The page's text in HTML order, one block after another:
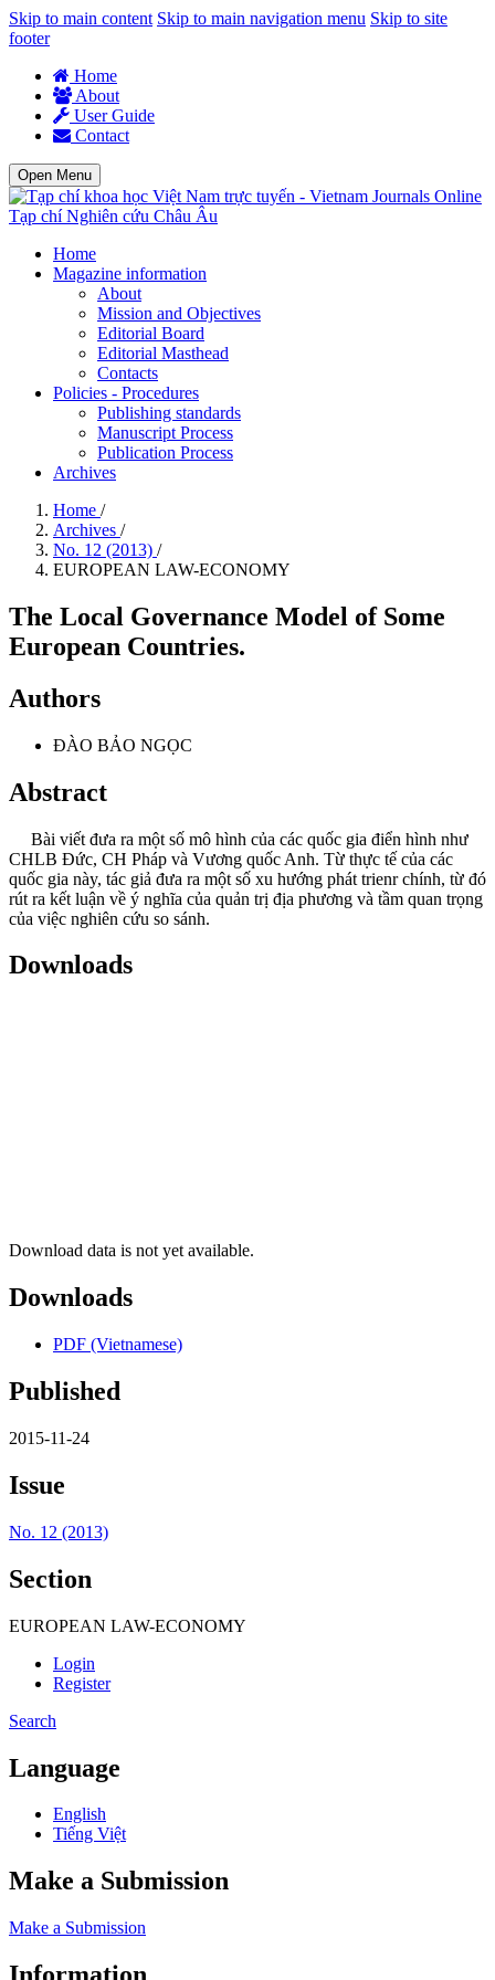
Skip to main content Skip to main navigation menu Skip to site
footer
Home
About
User Guide
Contact
Open Menu
Tạp chí Nghiên cứu Châu Âu
Home
Magazine information
About
Mission and Objectives
Editorial Board
Editorial Masthead
Contacts
Policies - Procedures
Publishing standards
Manuscript Process
Publication Process
Archives
Home /
Archives /
No. 12 (2013) /
EUROPEAN LAW-ECONOMY
The Local Governance Model of Some
European Countries.
Authors
ĐÀO BẢO NGỌC
Abstract
Bài viết đưa ra một số mô hình của các quốc gia điển hình như
CHLB Đức, CH Pháp và Vương quốc Anh. Từ thực tế của các
quốc gia này, tác giả đưa ra một số xu hướng phát trienr chính, từ đó
rút ra kết luận về ý nghĩa của quản trị địa phương và tầm quan trọng
của việc nghiên cứu so sánh.
Downloads
Download data is not yet available.
Downloads
PDF (Vietnamese)
Published
2015-11-24
Issue
No. 12 (2013)
Section
EUROPEAN LAW-ECONOMY
Login
Register
Search
Language
English
Tiếng Việt
Make a Submission
Make a Submission